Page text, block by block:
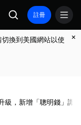
註冊
換到美國網站以使
級，新增「聰明錢」識